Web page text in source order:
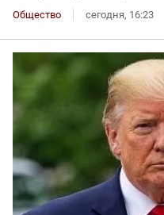
Общество сегодня, 16:23